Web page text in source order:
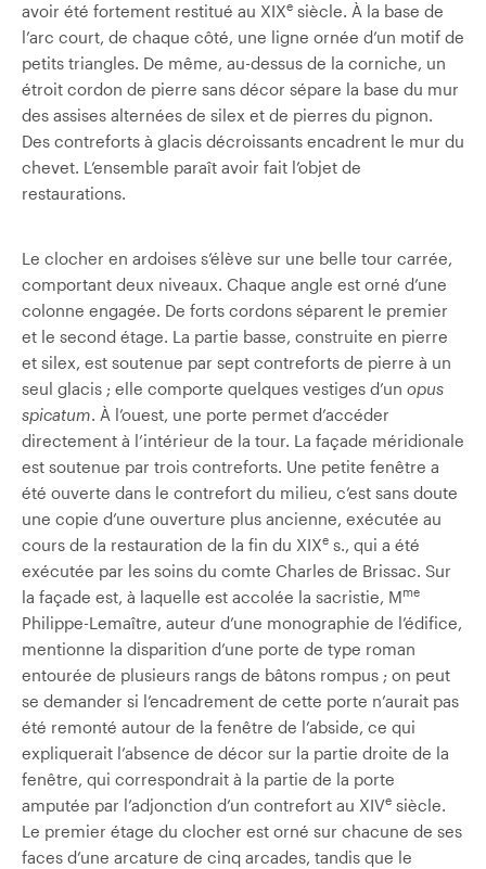
avoir été fortement restitué au XIXe siècle. À la base de
l’arc court, de chaque côté, une ligne ornée d’un motif de
petits triangles. De même, au-dessus de la corniche, un
étroit cordon de pierre sans décor sépare la base du mur
des assises alternées de silex et de pierres du pignon.
Des contreforts à glacis décroissants encadrent le mur du
chevet. L’ensemble paraît avoir fait l’objet de
restaurations.
Le clocher en ardoises s’élève sur une belle tour carrée,
comportant deux niveaux. Chaque angle est orné d’une
colonne engagée. De forts cordons séparent le premier
et le second étage. La partie basse, construite en pierre
et silex, est soutenue par sept contreforts de pierre à un
seul glacis ; elle comporte quelques vestiges d’un opus
spicatum. À l’ouest, une porte permet d’accéder
directement à l’intérieur de la tour. La façade méridionale
est soutenue par trois contreforts. Une petite fenêtre a
été ouverte dans le contrefort du milieu, c’est sans doute
une copie d’une ouverture plus ancienne, exécutée au
cours de la restauration de la fin du XIXe s., qui a été
exécutée par les soins du comte Charles de Brissac. Sur
la façade est, à laquelle est accolée la sacristie, Mme
Philippe-Lemaître, auteur d’une monographie de l’édifice,
mentionne la disparition d’une porte de type roman
entourée de plusieurs rangs de bâtons rompus ; on peut
se demander si l’encadrement de cette porte n’aurait pas
été remonté autour de la fenêtre de l’abside, ce qui
expliquerait l’absence de décor sur la partie droite de la
fenêtre, qui correspondrait à la partie de la porte
amputée par l’adjonction d’un contrefort au XIVe siècle.
Le premier étage du clocher est orné sur chacune de ses
faces d’une arcature de cinq arcades, tandis que le